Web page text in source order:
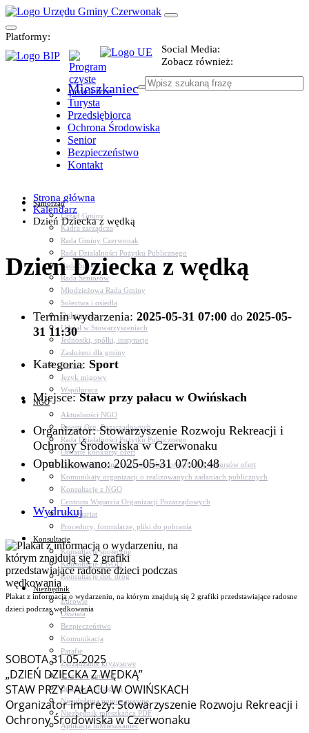
Platformy:
Social Media:
Zobacz również:
Mieszkaniec
Turysta
Przedsiębiorca
Ochrona Środowiska
Senior
Bezpieczeństwo
Kontakt
Samorząd
Urząd Gminy
Kadra zarządcza
Rada Gminy Czerwonak
Rada Działalności Pożytku Publicznego
Rada Sportu
Rada Seniorów
Młodzieżowa Rada Gminy
Sołectwa i osiedla
Dokumenty
Udział w Stowarzyszeniach
Jednostki, spółki, instytucje
Zasłużeni dla gminy
Petycje
Język migowy
Współpraca
NGO
Aktualności NGO
Rejestr Org. Pozarządowych
Rada Działalności Pożytku Publicznego
Otwarte konkursy ofert
Dotacje udzielone z pominięciem otwartych konkursów ofert
Komunikaty organizacji o realizowanych zadaniach publicznych
Konsultacje z NGO
Centrum Wsparcia Organizacji Pozarządowych
Wolontariat
Procedury, formularze, pliki do pobrania
Konsultacje
Konsultacje społeczne
Konsultacje z NGO
Konsultacje dot. dróg
Niezbędnik
Zdrowie
Oświata
Bezpieczeństwo
Komunikacja
Parafie
Zarządzanie kryzysowe
C.ześć w gminie!
Budżet obywatelski
Nieodpłatna pomoc prawna
Niezbędnik mieszkańca PDF
Aplikacja mMieszkaniec
Strona główna
Kalendarz
Dzień Dziecka z wędką
Dzień Dziecka z wędką
Termin wydarzenia: 2025-05-31 07:00 do 2025-05-
31 11:30
Kategoria: Sport
Miejsce:Staw przy pałacu w Owińskach
Organizator: Stowarzyszenie Rozwoju Rekreacji i
Ochrony Środowiska w Czerwonaku
Opublikowano: 2025-05-31 07:00:48
Wydrukuj
Plakat z informacją o wydarzeniu, na którym znajdują się 2 grafiki przedstawiające radosne
dzieci podczas wędkowania
SOBOTA 31.05.2025
„DZIEŃ DZIECKA Z WĘDKĄ”
STAW PRZY PAŁACU W OWIŃSKACH
Organizator imprezy: Stowarzyszenie Rozwoju Rekreacji i
Ochrony Środowiska w Czerwonaku